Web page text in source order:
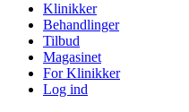
Klinikker
Behandlinger
Tilbud
Magasinet
For Klinikker
Log ind